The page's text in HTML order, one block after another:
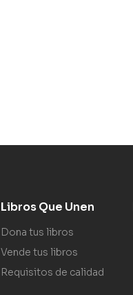
Libros Que Unen
Dona tus libros
Vende tus libros
Requisitos de calidad